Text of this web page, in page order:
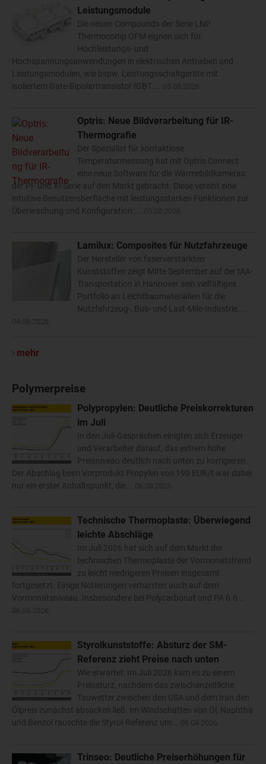
Leistungsmodule
Die neuen Compounds der Serie LNP
Thermocomp OFM eignen sich für
Hochleistungs- und
Hochspannungsanwendungen in elektrischen Antrieben und
Leistungsmodulen, wie bspw. Leistungsschaltgeräte mit
isoliertem Gate-Bipolartransistor IGBT....
Optris: Neue Bildverarbeitung für IR-
Thermografie
Der Spezialist für kontaktlose
Temperaturmessung hat mit Optris Connect
eine neue Software für die Wärmebildkameras
der PI- und Xi-Serie auf den Markt gebracht. Diese vereint eine
intuitive Benutzeroberfläche mit leistungsstarken Funktionen zur
Überwachung und Konfiguration....
Lamilux: Composites für Nutzfahrzeuge
Der Hersteller von faserverstärkten
Kunststoffen zeigt Mitte September auf der IAA-
Transportation in Hannover sein vielfältiges
Portfolio an Leichtbaumaterialien für die
Nutzfahrzeug-, Bus- und Last-Mile-Industrie....
mehr
Polymerpreise
Polypropylen: Deutliche Preiskorrekturen
im Juli
In den Juli-Gesprächen einigten sich Erzeuger
und Verarbeiter darauf, das extrem hohe
Preisniveau deutlich nach unten zu korrigieren.
Der Abschlag beim Vorprodukt Propylen von 190 EUR/t war dabei
nur ein erster Anhaltspunkt, die...
Technische Thermoplaste: Überwiegend
leichte Abschläge
Im Juli 2026 hat sich auf dem Markt der
technischen Thermoplaste der Vormonatstrend
zu leicht niedrigeren Preisen insgesamt
fortgesetzt. Einige Notierungen verharrten auch auf dem
Vormonatsniveau. Insbesondere bei Polycarbonat und PA 6.6...
Styrolkunststoffe: Absturz der SM-
Referenz zieht Preise nach unten
Wie erwartet: Im Juli 2026 kam es zu einem
Preissturz, nachdem das zwischenzeitliche
Tauwetter zwischen den USA und dem Iran den
Ölpreis zunächst absacken ließ. Im Windschatten von Öl, Naphtha
und Benzol rauschte die Styrol-Referenz um...
Trinseo: Deutliche Preiserhöhungen für